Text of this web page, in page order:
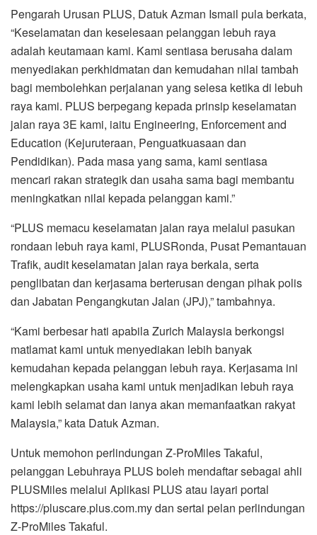
Pengarah Urusan PLUS, Datuk Azman Ismail pula berkata,
“Keselamatan dan keselesaan pelanggan lebuh raya
adalah keutamaan kami. Kami sentiasa berusaha dalam
menyediakan perkhidmatan dan kemudahan nilai tambah
bagi membolehkan perjalanan yang selesa ketika di lebuh
raya kami. PLUS berpegang kepada prinsip keselamatan
jalan raya 3E kami, iaitu Engineering, Enforcement and
Education (Kejuruteraan, Penguatkuasaan dan
Pendidikan). Pada masa yang sama, kami sentiasa
mencari rakan strategik dan usaha sama bagi membantu
meningkatkan nilai kepada pelanggan kami.”
“PLUS memacu keselamatan jalan raya melalui pasukan
rondaan lebuh raya kami, PLUSRonda, Pusat Pemantauan
Trafik, audit keselamatan jalan raya berkala, serta
penglibatan dan kerjasama berterusan dengan pihak polis
dan Jabatan Pengangkutan Jalan (JPJ),” tambahnya.
“Kami berbesar hati apabila Zurich Malaysia berkongsi
matlamat kami untuk menyediakan lebih banyak
kemudahan kepada pelanggan lebuh raya. Kerjasama ini
melengkapkan usaha kami untuk menjadikan lebuh raya
kami lebih selamat dan ianya akan memanfaatkan rakyat
Malaysia,” kata Datuk Azman.
Untuk memohon perlindungan Z-ProMiles Takaful,
pelanggan Lebuhraya PLUS boleh mendaftar sebagai ahli
PLUSMiles melalui Aplikasi PLUS atau layari portal
https://pluscare.plus.com.my dan sertai pelan perlindungan
Z-ProMiles Takaful.